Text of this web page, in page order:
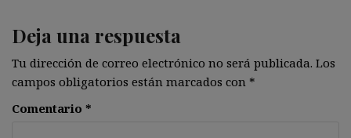
Deja una respuesta
Tu dirección de correo electrónico no será publicada. Los
campos obligatorios están marcados con *
Comentario *